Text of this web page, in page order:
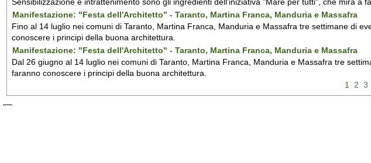
Sensibilizzazione e intrattenimento sono gli ingredienti dell'iniziativa "Mare per tutti", che mira a
Manifestazione: "Festa dell'Architetto" - Taranto, Martina Franca, Manduria e Massafra
Fino al 14 luglio nei comuni di Taranto, Martina Franca, Manduria e Massafra tre settimane di
conoscere i principi della buona architettura.
Manifestazione: "Festa dell'Architetto" - Taranto, Martina Franca, Manduria e Massafra
Dal 26 giugno al 14 luglio nei comuni di Taranto, Martina Franca, Manduria e Massafra tre
faranno conoscere i principi della buona architettura.
1
2 3